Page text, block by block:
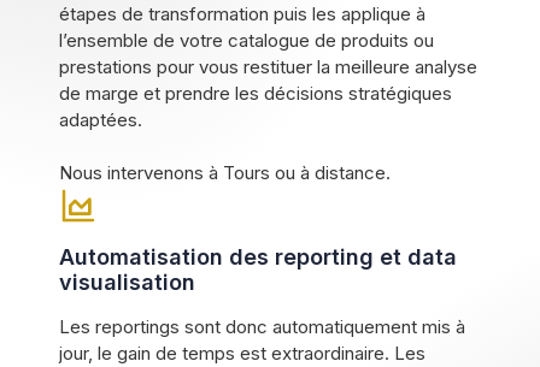
étapes de transformation puis les applique à
l’ensemble de votre catalogue de produits ou
prestations pour vous restituer la meilleure analyse
de marge et prendre les décisions stratégiques
adaptées.
Nous intervenons à Tours ou à distance.
Automatisation des reporting et data
visualisation
Les reportings sont donc automatiquement mis à
jour, le gain de temps est extraordinaire. Les